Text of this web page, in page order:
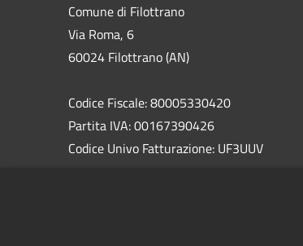
Comune di Filottrano
Via Roma, 6
60024 Filottrano (AN)
Codice Fiscale: 80005330420
Partita IVA: 00167390426
Codice Univo Fatturazione: UF3UUV